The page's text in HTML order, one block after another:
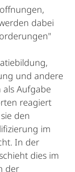
dabei
und andere
Aufgabe
reagiert
den
im
In der
dies im
der